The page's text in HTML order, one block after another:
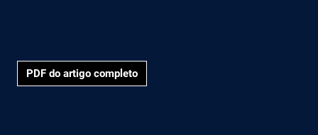
PDF do artigo completo